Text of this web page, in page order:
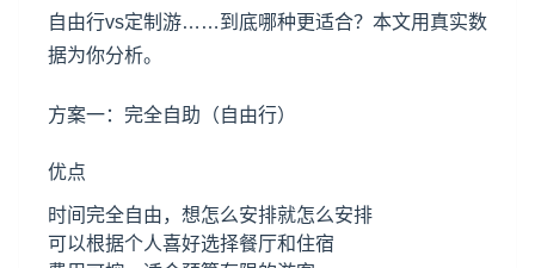
自由行vs定制游……到底哪种更适合？本文用真实数
据为你分析。
方案一：完全自助（自由行）
优点
时间完全自由，想怎么安排就怎么安排
可以根据个人喜好选择餐厅和住宿